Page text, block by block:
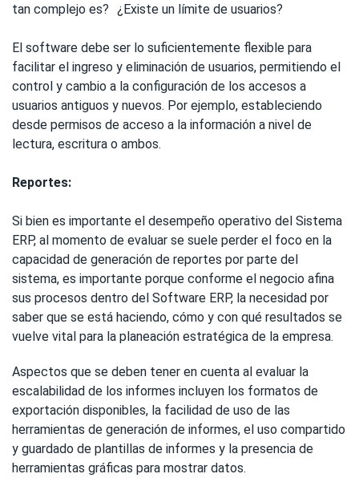
tan complejo es? ¿Existe un límite de usuarios?
El software debe ser lo suficientemente flexible para
facilitar el ingreso y eliminación de usuarios, permitiendo el
control y cambio a la configuración de los accesos a
usuarios antiguos y nuevos. Por ejemplo, estableciendo
desde permisos de acceso a la información a nivel de
lectura, escritura o ambos.
Reportes:
Si bien es importante el desempeño operativo del Sistema
ERP, al momento de evaluar se suele perder el foco en la
capacidad de generación de reportes por parte del
sistema, es importante porque conforme el negocio afina
sus procesos dentro del Software ERP, la necesidad por
saber que se está haciendo, cómo y con qué resultados se
vuelve vital para la planeación estratégica de la empresa.
Aspectos que se deben tener en cuenta al evaluar la
escalabilidad de los informes incluyen los formatos de
exportación disponibles, la facilidad de uso de las
herramientas de generación de informes, el uso compartido
y guardado de plantillas de informes y la presencia de
herramientas gráficas para mostrar datos.